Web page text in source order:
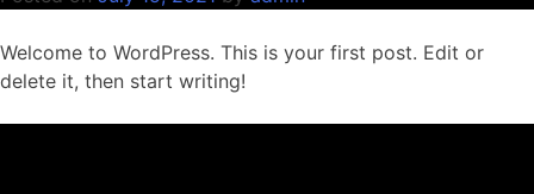
Welcome to WordPress. This is your first post. Edit or
delete it, then start writing!